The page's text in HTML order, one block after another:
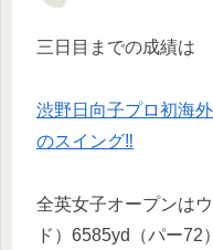
三日目までの成績は
渋野日向子プロ初海
のスイング‼
全英女子オープンは
ド）6585yd（パー72